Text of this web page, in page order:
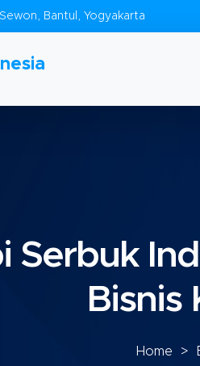
Bantul, Yogyakarta
Serbuk
Bisnis
Home >